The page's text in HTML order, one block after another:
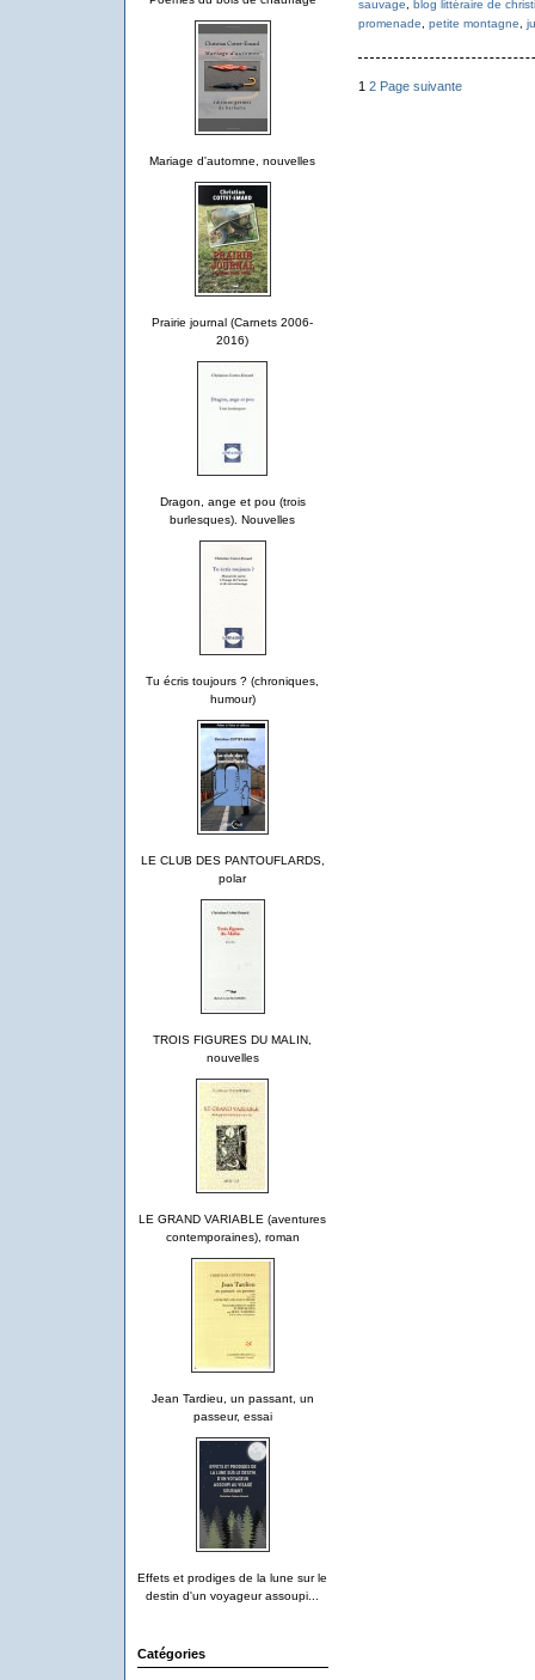
Mariage d'automne, nouvelles
Prairie journal (Carnets 2006-
2016)
Dragon, ange et pou (trois
burlesques). Nouvelles
Tu écris toujours ? (chroniques,
humour)
LE CLUB DES PANTOUFLARDS,
polar
TROIS FIGURES DU MALIN,
nouvelles
LE GRAND VARIABLE (aventures
contemporaines), roman
Jean Tardieu, un passant, un
passeur, essai
Effets et prodiges de la lune sur le
destin d'un voyageur assoupi...
Catégories
sauvage
blog littéraire de
promenade
petite montagne
1 2 Page suivante